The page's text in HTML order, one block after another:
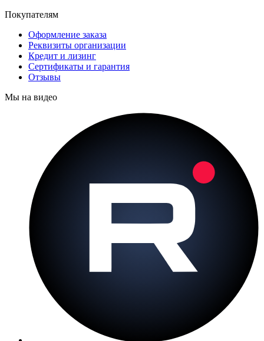
Покупателям
Оформление заказа
Реквизиты организации
Кредит и лизинг
Сертификаты и гарантия
Отзывы
Мы на видео